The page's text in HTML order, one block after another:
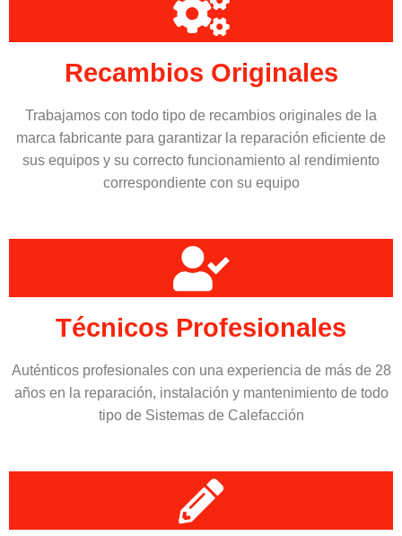
Recambios Originales
Trabajamos con todo tipo de recambios originales de la
marca fabricante para garantizar la reparación eficiente de
sus equipos y su correcto funcionamiento al rendimiento
correspondiente con su equipo
Técnicos Profesionales
Auténticos profesionales con una experiencia de más de 28
años en la reparación, instalación y mantenimiento de todo
tipo de Sistemas de Calefacción